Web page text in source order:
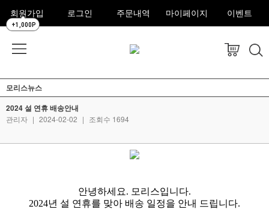
회원가입
+1,000P
로그인 주문내역 마이페이지 이벤트
모리스뉴스
2024 설 연휴 배송안내
관리자 | 2024-02-02 | 조회수 1694
안녕하세요. 모리스입니다.
2024년 설 연휴를 맞아 배송 일정을 안내 드립니다.